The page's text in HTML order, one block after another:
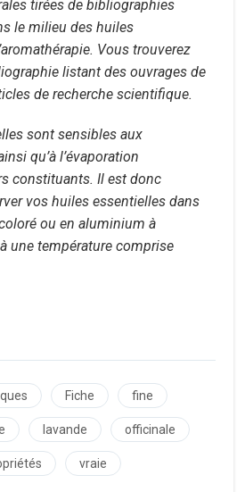
tirées de bibliographies
le milieu des huiles
Vous trouverez
listant des ouvrages de
de recherche scientifique.
sont sensibles aux
qu’à l’évaporation
constituants. Il est donc
vos huiles essentielles dans
ou en aluminium à
une température comprise
Fiche fine
lavande officinale
vraie